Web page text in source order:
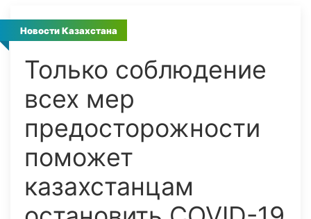
Новости Казахстана
Только соблюдение
всех мер
предосторожности
поможет
казахстанцам